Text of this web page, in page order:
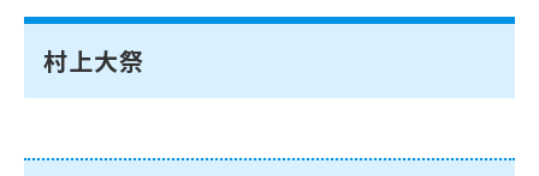
村上大祭